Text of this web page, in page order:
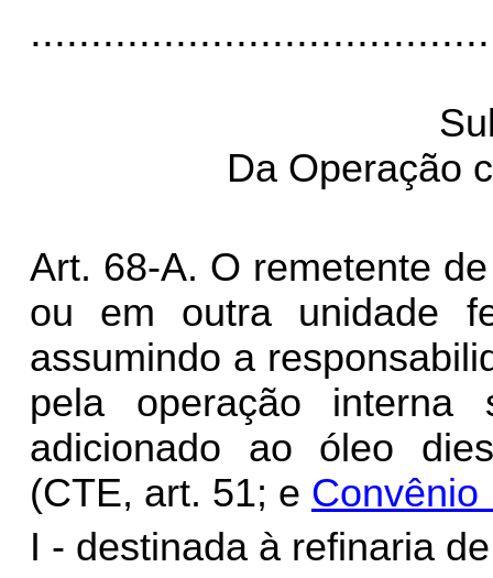
Da Operação
Art. 68-A. O remetente
ou em outra unidade
assumindo a
pela operação interna
adicionado ao óleo
(CTE, art. 51; e Convênio
I - destinada à refinaria